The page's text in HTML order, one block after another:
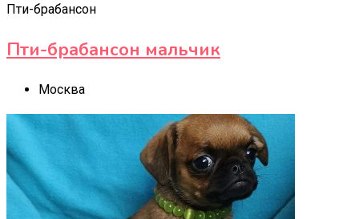
Пти-брабансон
Пти-брабансон мальчик
Москва